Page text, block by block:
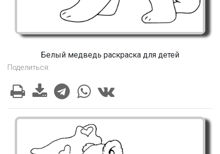
Белый медведь раскраска для детей
Поделиться: